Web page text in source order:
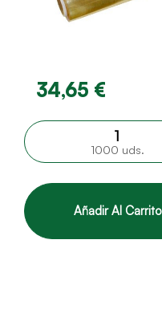
34,65 €
1000 uds.
Añadir Al Carrito